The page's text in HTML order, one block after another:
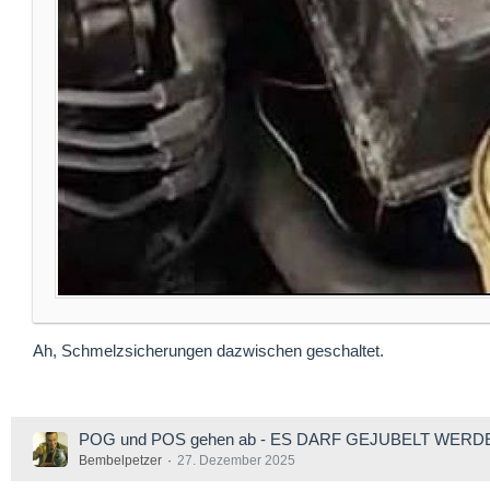
Ah, Schmelzsicherungen dazwischen geschaltet.
POG und POS gehen ab - ES DARF GEJUBELT
Bembelpetzer 27. Dezember 2025